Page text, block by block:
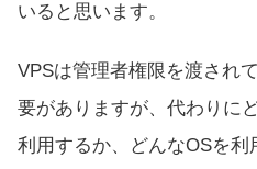
いると思います。
VPSは管理者権限を渡され
要がありますが、代わりに
利用するか、どんなOSを利